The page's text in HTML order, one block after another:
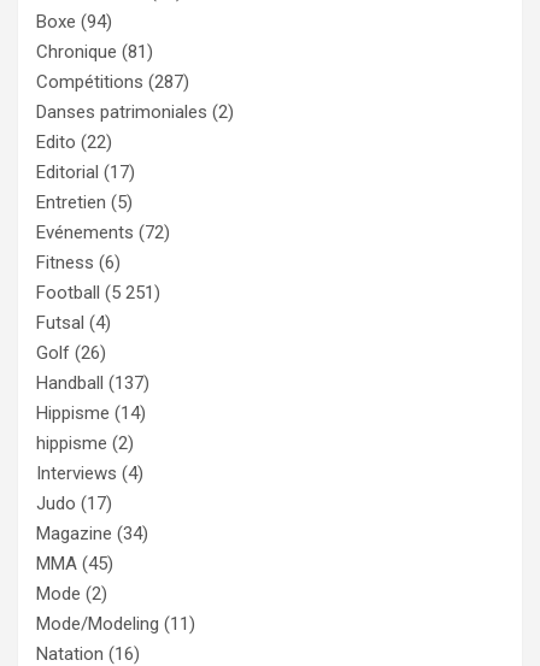
Boxe (94)
Chronique (81)
Compétitions (287)
Danses patrimoniales (2)
Edito (22)
Editorial (17)
Entretien (5)
Evénements (72)
Fitness (6)
Football (5 251)
Futsal (4)
Golf (26)
Handball (137)
Hippisme (14)
hippisme (2)
Interviews (4)
Judo (17)
Magazine (34)
MMA (45)
Mode (2)
Mode/Modeling (11)
Natation (16)